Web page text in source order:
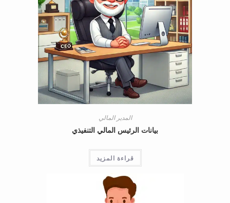
المدير المالي
بيانات الرئيس المالي التنفيذي
قراءة المزيد